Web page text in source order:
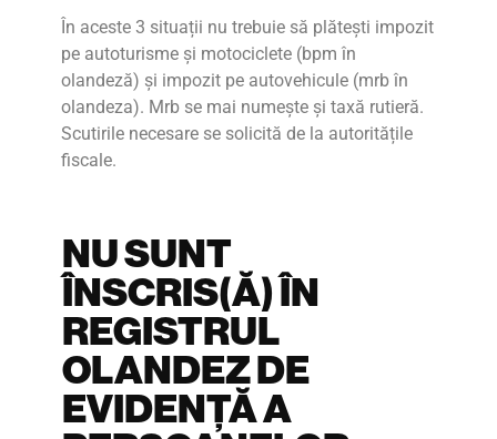
În aceste 3 situații nu trebuie să plătești impozit
pe autoturisme și motociclete (bpm în
olandeză) și impozit pe autovehicule (mrb în
olandeza). Mrb se mai numește și taxă rutieră.
Scutirile necesare se solicită de la autoritățile
fiscale.
NU SUNT
ÎNSCRIS(Ă) ÎN
REGISTRUL
OLANDEZ DE
EVIDENȚĂ A